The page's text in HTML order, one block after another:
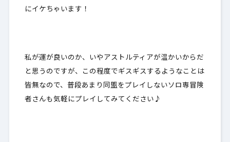
にイケちゃいます！
私が運が良いのか、いやアストルティアが温かいからだ
と思うのですが、この程度でギスギスするようなことは
皆無なので、普段あまり同盟をプレイしないソロ専冒険
者さんも気軽にプレイしてみてください♪